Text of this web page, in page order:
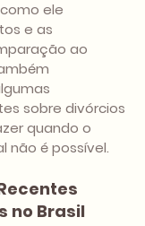
ele
e as
ao
sobre divórcios
quando o
não é possível.
no Brasil